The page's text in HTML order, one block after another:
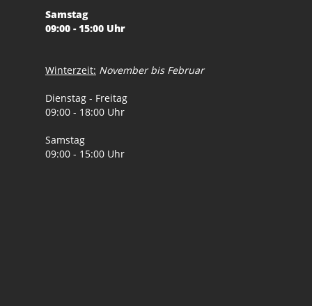
Samstag
09:00 - 15:00 Uhr
Winterzeit: November bis Februar
Dienstag - Freitag
09:00 - 18:00 Uhr
Samstag
09:00 - 15:00 Uhr